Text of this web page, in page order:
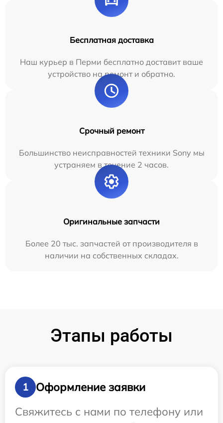
Бесплатная доставка
Наш курьер в Перми бесплатно доставит ваше
устройство на ремонт и обратно.
Срочный ремонт
Большинство неисправностей техники Sony мы
устраняем в течение 2 часов.
Оригинальные запчасти
Более 20 тыс. запчастей от производителя в
наличии на собственных складах.
Этапы работы
1
Оформление заявки
Свяжитесь с нами по телефону или